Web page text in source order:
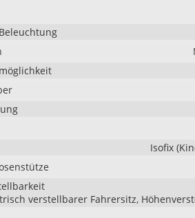
Isofix
verstellbarer Fahrersitz,